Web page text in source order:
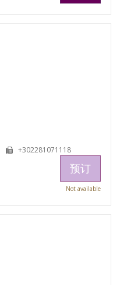
+302281071118
预订
Not available